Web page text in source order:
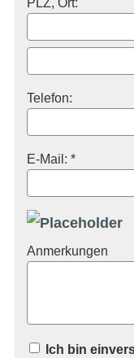
Telefon:
E-Mail: *
Anmerkungen
Ich bin